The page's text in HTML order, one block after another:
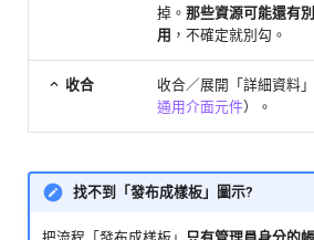
掉。 那些資源可能還有
用 ，不確定就別勾。
收合
收合／展開「詳細資料
通用介面元件）。
找不到「發布成樣板」圖示?